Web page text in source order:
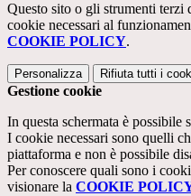
Questo sito o gli strumenti terzi
cookie necessari al
COOKIE POLICY.
Personalizza Rifiuta tutti i
Gestione cookie
In questa schermata è possibile
I cookie necessari sono quelli
piattaforma e non è possibile
Per conoscere quali sono i
visionare la COOKIE